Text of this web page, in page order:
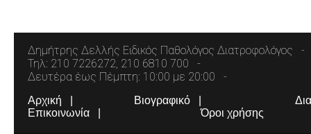
Δημήτρης Δελλής Ειδικός Παθολόγος Διατροφολόγος
Τηλ: 210 7226272, 210 6810 700
Δευτέρα έως Πέμπτη: 10:00 με 20:00
Αρχική Βιογραφικό
Επικοινωνία
Όροι χρήσης